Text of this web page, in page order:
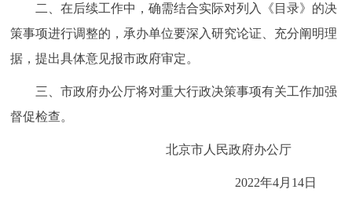
ENGLISH 한국어 日本語
DEUTSCH FRANÇAIS РУССКИЙ ЯЗЫК
二、在后续工作中，确需结合实际对列入《目录》的决
策事项进行调整的，承办单位要深入研究论证、充分阐明理
据，提出具体意见报市政府审定。
三、市政府办公厅将对重大行政决策事项有关工作加强
督促检查。
北京市人民政府办公厅
2022年4月14日